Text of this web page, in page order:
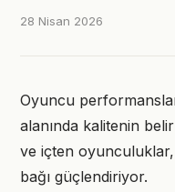
28 Nisan 2026
Oyuncu
alanında kalitenin
ve içten
bağı güçlendiriyor.